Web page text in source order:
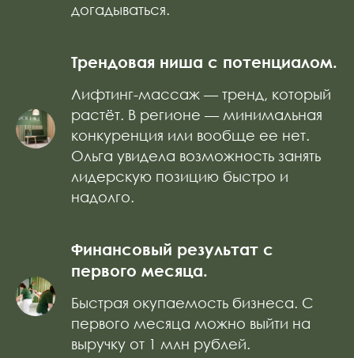
догадываться.
Трендовая ниша с потенциалом.
Лифтинг-массаж — тренд, который
растёт. В регионе — минимальная
конкуренция или вообще ее нет.
Ольга увидела возможность занять
лидерскую позицию быстро и
надолго.
Финансовый результат с
первого месяца.
Быстрая окупаемость бизнеса. С
первого месяца можно выйти на
выручку от 1 млн рублей.